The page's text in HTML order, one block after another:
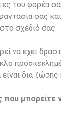
του φορέα
σας
σχέδιό σας.
να έχει
δια ζώσης
που μπορείτε